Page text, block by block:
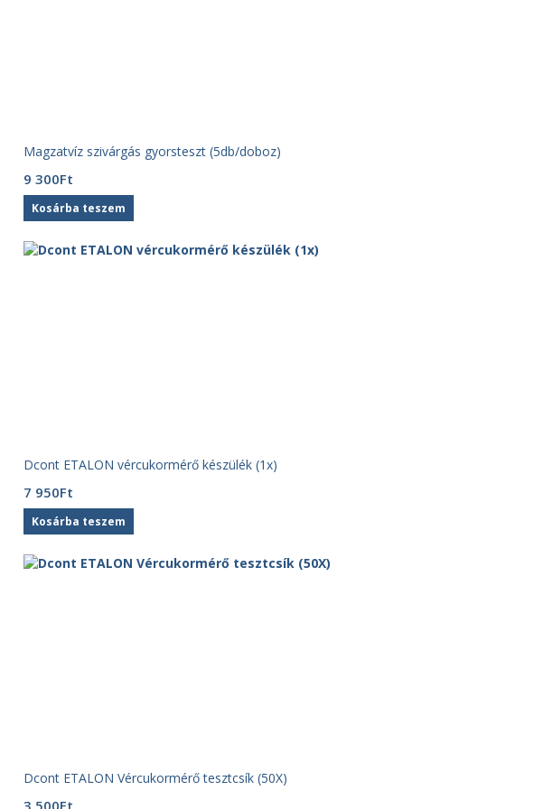
Magzatvíz szivárgás gyorsteszt (5db/doboz)
9 300Ft
Kosárba teszem
Dcont ETALON vércukormérő készülék (1x)
7 950Ft
Kosárba teszem
Dcont ETALON Vércukormérő tesztcsík (50X)
3 500Ft